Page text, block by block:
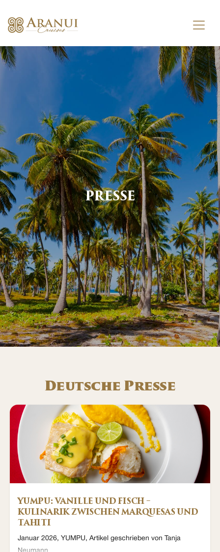
PRESSE
Deutsche Presse
YUMPU: VANILLE UND FISCH –
KULINARIK ZWISCHEN MARQUESAS UND
TAHITI
Januar 2026, YUMPU, Artikel geschrieben von Tanja